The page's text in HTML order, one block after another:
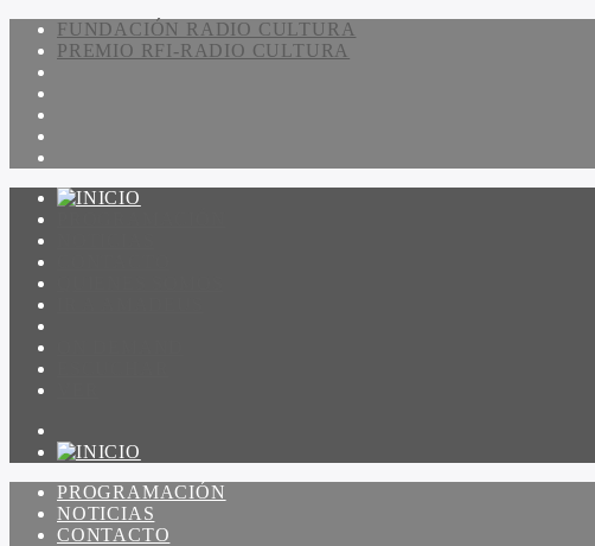
FUNDACIÓN RADIO CULTURA
PREMIO RFI-RADIO CULTURA
PROGRAMACIÓN
NOTICIAS
CONTACTO